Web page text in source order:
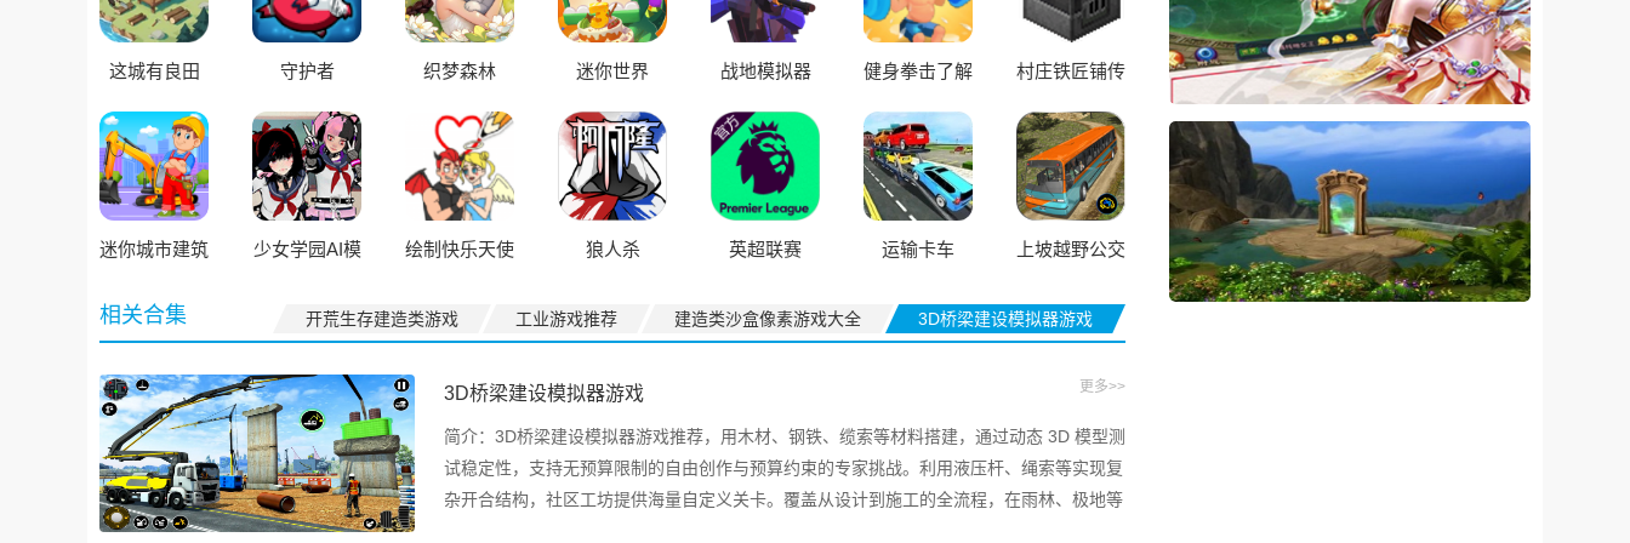
这城有良田 守护者 织梦森林 迷你世界 战地模拟器 健身拳击了解
一下
村庄铁匠铺传
奇 up自制版
迷你城市建筑 少女学园AI模 绘制快乐天使 狼人杀 英超联赛 运输卡车 上坡越野公交
相关合集 3D桥梁建设模拟器游戏
建造类沙盒像素游戏大全
工业游戏推荐
开荒生存建造类游戏
3D桥梁建设模拟器游戏 更多>>
简介： 3D桥梁建设模拟器游戏推荐，用木材、钢铁、缆索等材料搭建，通过动态 3D 模型测
试稳定性，支持无预算限制的自由创作与预算约束的专家挑战。利用液压杆、绳索等实现复
杂开合结构，社区工坊提供海量自定义关卡。覆盖从设计到施工的全流程，在雨林、极地等